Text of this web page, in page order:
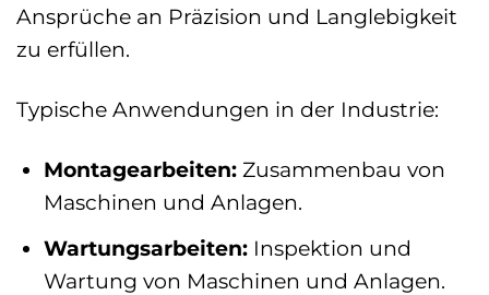
Ansprüche an Präzision und Langlebigkeit
zu erfüllen.
Typische Anwendungen in der Industrie:
Montagearbeiten:Zusammenbau von
Maschinen und Anlagen.
Wartungsarbeiten:Inspektion und
Wartung von Maschinen und Anlagen.